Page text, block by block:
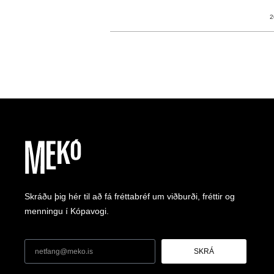
Skráðu þig hér til að fá fréttabréf um viðburði, fréttir og
menningu í Kópavogi.
SKRÁ